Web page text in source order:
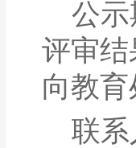
公示
评审
向教
联